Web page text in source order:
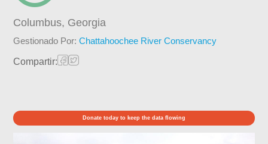
Columbus, Georgia
Gestionado Por:Chattahoochee River Conservancy
Compartir:
Donate today to keep the data flowing